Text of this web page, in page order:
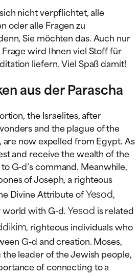
nicht verpflichtet, alle
oder alle Fragen zu
Sie möchten das. Auch nur
wird Ihnen viel Stoff für
liefern. Viel Spaß damit!
aus der Parascha
the Israelites, after
and the plague of the
now expelled from Egypt. As
and receive the wealth of the
G-d’s command. Meanwhile,
of Joseph, a righteous
Divine Attribute ofYesod,
world with G-d.Yesod is related
, righteous individuals who
G-d and creation. Moses,
leader of the Jewish people,
of connecting to a